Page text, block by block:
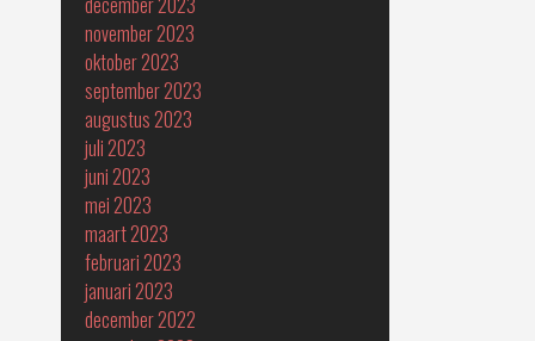
november 2023
oktober 2023
september 2023
augustus 2023
juli 2023
juni 2023
mei 2023
maart 2023
februari 2023
januari 2023
december 2022